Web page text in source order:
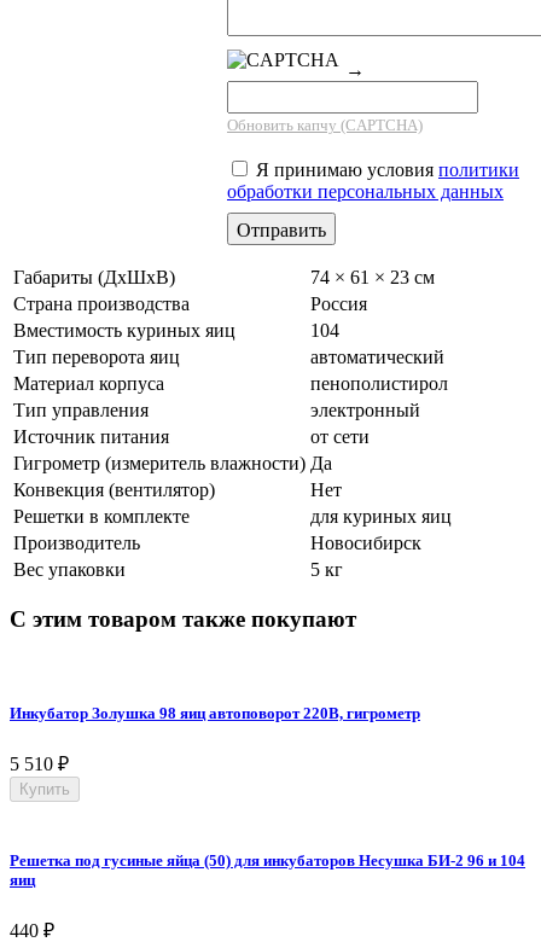
→
Обновить капчу (CAPTCHA)
Я принимаю условия политики
обработки персональных данных
Габариты (ДхШхВ)
74 × 61 × 23 см
Страна производства
Россия
Вместимость куриных яиц
104
Тип переворота яиц
автоматический
Материал корпуса
пенополистирол
Тип управления
электронный
Источник питания
от сети
Гигрометр (измеритель влажности) Да
Конвекция (вентилятор)
Нет
Решетки в комплекте
для куриных яиц
Производитель
Новосибирск
Вес упаковки
5 кг
С этим товаром также покупают
Инкубатор Золушка 98 яиц автоповорот 220В, гигрометр
5 510 ₽
Купить
Решетка под гусиные яйца (50) для инкубаторов Несушка БИ-2 96 и 104
яиц
440 ₽